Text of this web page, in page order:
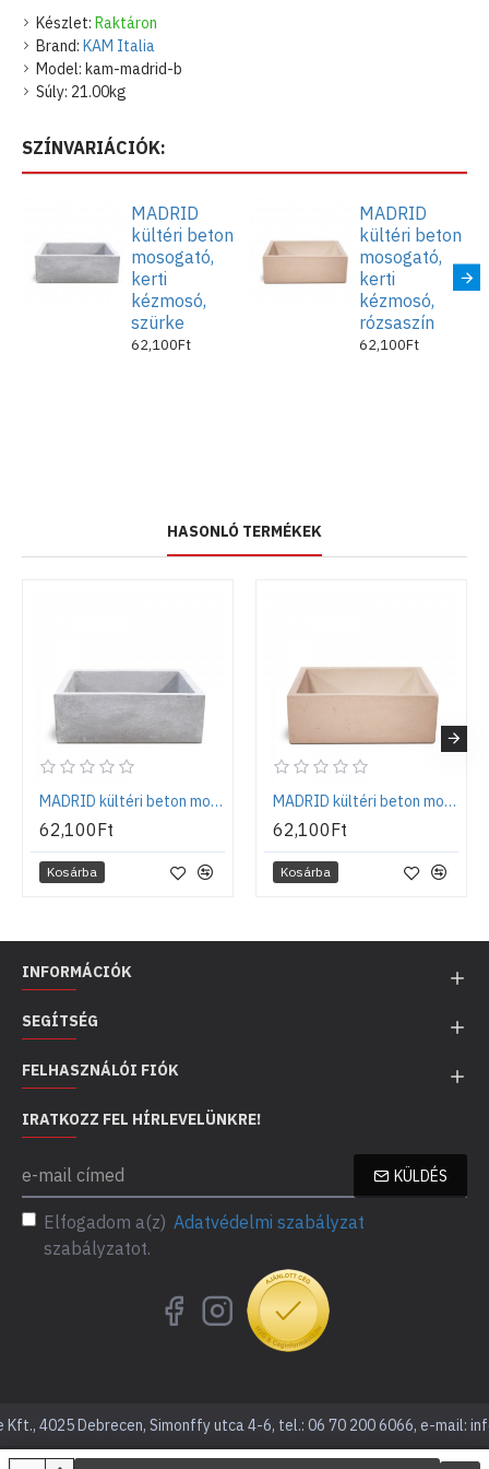
Kényelmes használat
használatot tesz lehetővé. Ideális kerti étkezések, sütés-főzés
előkészítéséhez, kültéri kézmosónak, kerti fali mosdónak is.
Falra és pultra is szerelhető.
A termék 100%-ban Olaszországban készült.
Az összes szabványos szabadon folyó lefolyóval kompatibilis (levehető
A mosogató méretei:
Magasság: 16 cm
Szélesség: 35 cm
Hossza: 45 cm
Készlet: Raktáron
Brand: KAM Italia
Model: kam-madrid-b
Súly: 21.00kg
SZÍNVARIÁCIÓK:
MADRID
kültéri beton
mosogató,
kerti
kézmosó,
szürke
62,100Ft
MADRID
kültéri beton
mosogató,
kerti
kézmosó,
rózsaszín
62,100Ft
HASONLÓ TERMÉKEK
MADRID kültéri beton mosogató, kerti kézmosó, szürke
62,100Ft
Kosárba
MADRID kültéri beton mosogató, kerti kézmosó, rózsaszín
62,100Ft
Kosárba
INFORMÁCIÓK
SEGÍTSÉG
FELHASZNÁLÓI FIÓK
IRATKOZZ FEL HÍRLEVELÜNKRE!
KÜLDÉS
Elfogadom a(z) Adatvédelmi szabályzat
szabályzatot.
4025 Debrecen, Simonffy utca 4-6, tel.: 06 70 200 6066, e-mail: